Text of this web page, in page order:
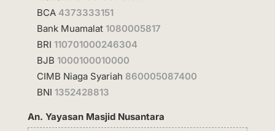
BCA 4373333151
Bank Muamalat 1080005817
BRI 110701000246304
BJB 1000100010000
CIMB Niaga Syariah 860005087400
BNI 1352428813
An. Yayasan Masjid Nusantara